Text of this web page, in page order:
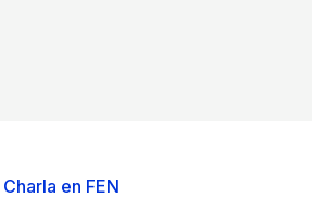
en FEN